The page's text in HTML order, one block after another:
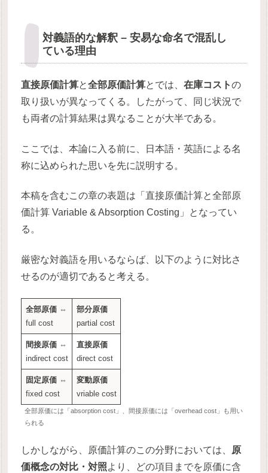
対義語的な解釈 – 安易な命名で混乱し
ている理由
直接原価計算と全部原価計算とでは、在庫コストの
取り扱いが異なってくる。したがって、同じ状況で
も両者の計算結果は異なることが大半である。
ここでは、本論に入る前に、日本語・英語による名
称に込められた思いを先に説明する。
本稿を含むこの章の表題は「直接原価計算と全部原
価計算 Variable & Absorption Costing」となってい
る。
厳密な対義語を用いるならば、以下のように対比さ
せるのが適切であると考える。
全部原価⇔
full cost
部分原価
partial cost
間接原価⇔
indirect cost
直接原価
direct cost
固定原価⇔
fixed cost
変動原価
vriable cost
全部原価には「absorption cost」、間接原価には「overhead cost」も用い
られる
しかしながら、原価計算のこの分野においては、
原
価概念の対比・対照より、どの項目までを原価に含